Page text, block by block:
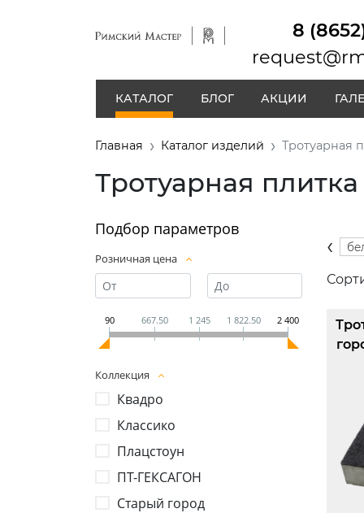
8
КАТАЛОГ БЛОГ АКЦИИ
Главная Каталог изделий Тротуарная
Тротуарная
Подбор параметров
Розничная цена
90 667.50 1 245 1 822.50 2 400
Коллекция
Квадро
Классико
Плацстоун
ПТ-ГЕКСАГОН
Старый город
‹